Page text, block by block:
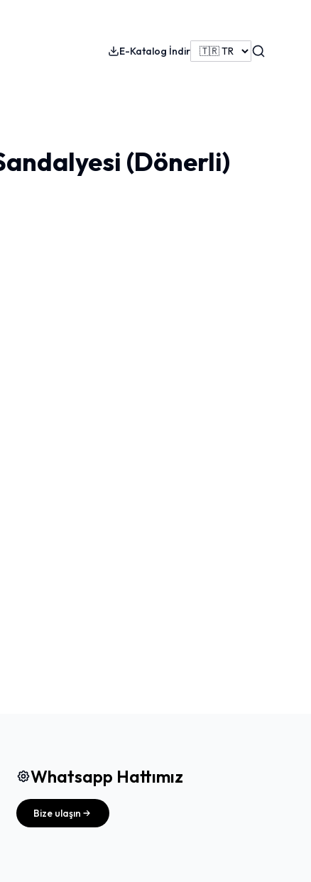
E-Katalog İndir Search
(Dönerli)
Whatsapp Hattımız
Bize ulaşın